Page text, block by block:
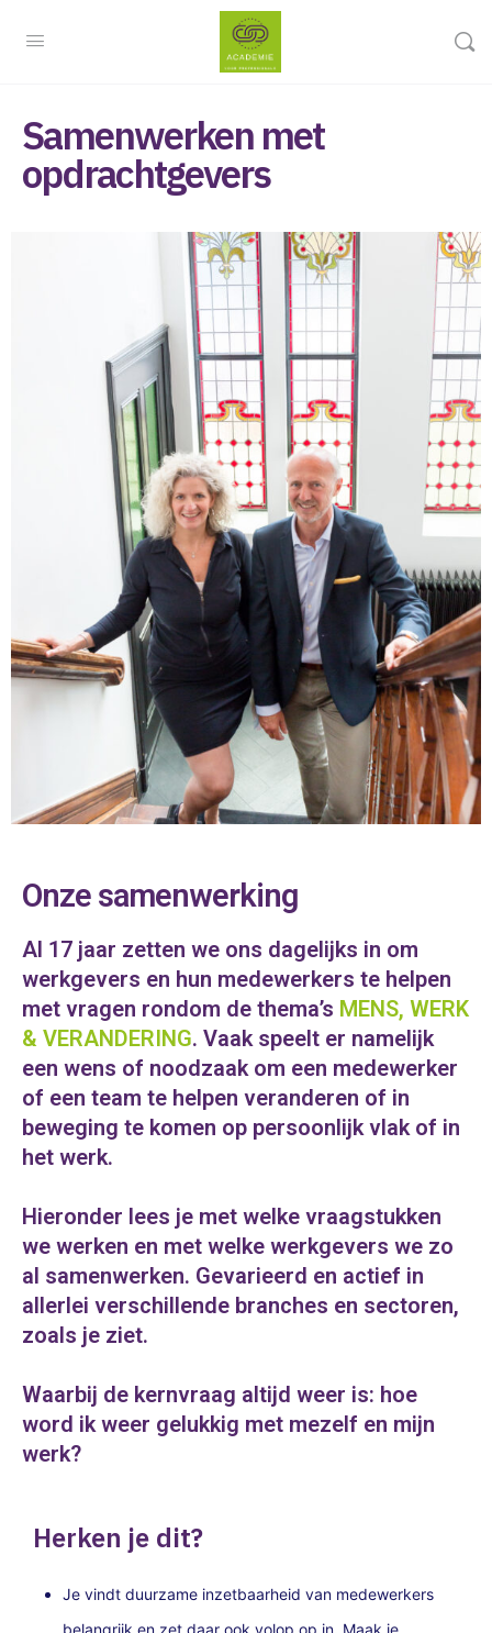
Samenwerken met
opdrachtgevers
Onze samenwerking
Al 17 jaar zetten we ons dagelijks in om
werkgevers en hun medewerkers te helpen
met vragen rondom de thema’s MENS, WERK
& VERANDERING. Vaak speelt er namelijk
een wens of noodzaak om een medewerker
of een team te helpen veranderen of in
beweging te komen op persoonlijk vlak of in
het werk.
Hieronder lees je met welke vraagstukken
we werken en met welke werkgevers we zo
al samenwerken. Gevarieerd en actief in
allerlei verschillende branches en sectoren,
zoals je ziet.
Waarbij de kernvraag altijd weer is: hoe
word ik weer gelukkig met mezelf en mijn
werk?
Herken je dit?
Je vindt duurzame inzetbaarheid van medewerkers
belangrijk en zet daar ook volop op in. Maak je